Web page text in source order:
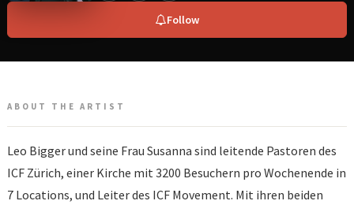
Follow
ABOUT THE ARTIST
Leo Bigger und seine Frau Susanna sind leitende Pastoren des
ICF Zürich, einer Kirche mit 3200 Besuchern pro Wochenende in
7 Locations, und Leiter des ICF Movement. Mit ihren beiden